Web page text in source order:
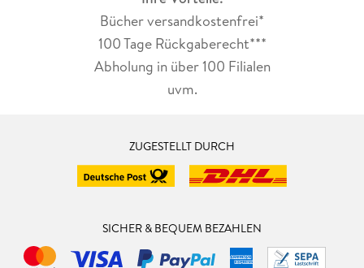
Bücher versandkostenfrei*
100 Tage Rückgaberecht***
Abholung in über 100 Filialen
uvm.
ZUGESTELLT DURCH
SICHER & BEQUEM BEZAHLEN